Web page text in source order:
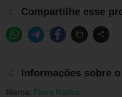
Compartilhe esse
Informações sobre
Marca: Flora Nativa